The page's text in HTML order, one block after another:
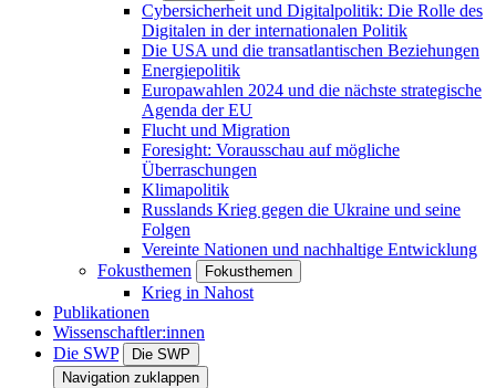
Cybersicherheit und Digitalpolitik: Die Rolle des
Digitalen in der internationalen Politik
Die USA und die transatlantischen Beziehungen
Energiepolitik
Europawahlen 2024 und die nächste strategische
Agenda der EU
Flucht und Migration
Foresight: Vorausschau auf mögliche
Überraschungen
Klimapolitik
Russlands Krieg gegen die Ukraine und seine
Folgen
Vereinte Nationen und nachhaltige Entwicklung
Fokusthemen
Fokusthemen
Krieg in Nahost
Publikationen
Wissenschaftler:innen
Die SWP
Die SWP
Navigation zuklappen